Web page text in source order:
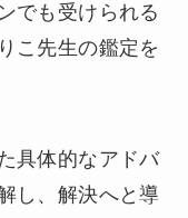
でも受けられる
こ先生の鑑定を
具体的なアドバ
し、解決へと導